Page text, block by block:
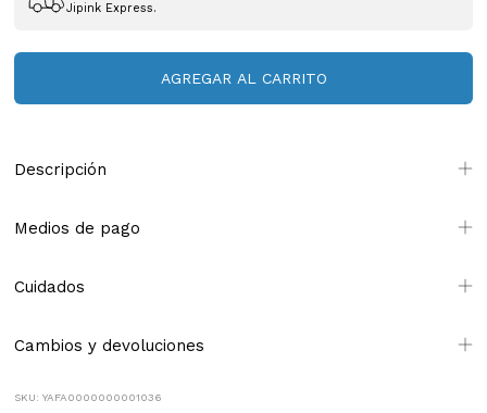
Jipink Express.
Descripción
Medios de pago
Cuidados
Cambios y devoluciones
SKU: YAFA0000000001036